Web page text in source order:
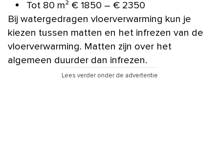
Tot 80 m² € 1850 – € 2350
Bij watergedragen vloerverwarming kun je
kiezen tussen matten en het infrezen van de
vloerverwarming. Matten zijn over het
algemeen duurder dan infrezen.
Lees verder onder de advertentie